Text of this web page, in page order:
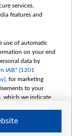
services,
features and
use of automatic
on your end
data by
IAB* (1201
, for marketing
to your
which we indicate
are as